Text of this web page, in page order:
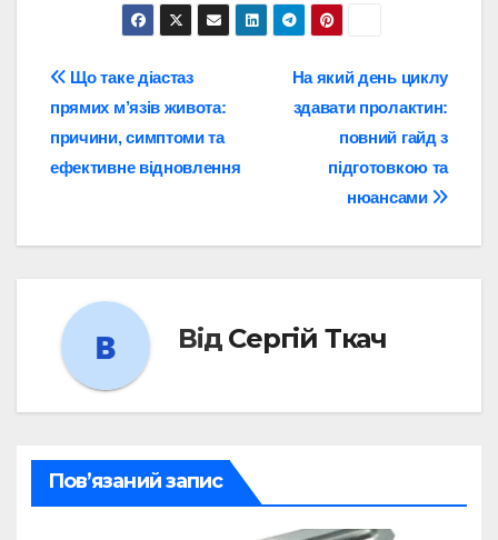
Навігація
записів
На який день циклу
здавати пролактин:
повний гайд з
підготовкою та
нюансами
Що таке діастаз
прямих м’язів живота:
причини, симптоми та
ефективне відновлення
Від Сергій Ткач
Пов’язаний запис